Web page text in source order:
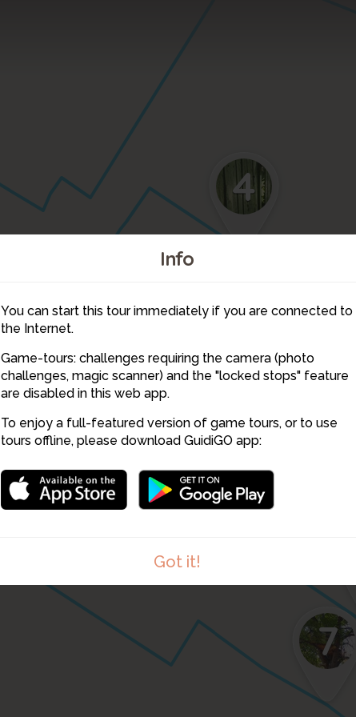
Info
You can start this tour immediately if you are connected to
the Internet.
Game-tours: challenges requiring the camera (photo
challenges, magic scanner) and the "locked stops" feature
are disabled in this web app.
To enjoy a full-featured version of game tours, or to use
tours offline, please download GuidiGO app:
Got it!
7
5
4